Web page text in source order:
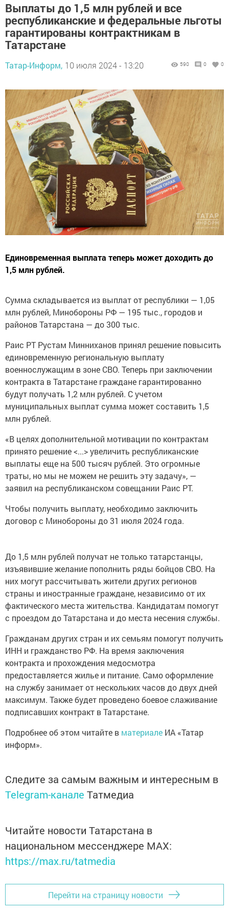
Выплаты до 1,5 млн рублей и все
республиканские и федеральные льготы
гарантированы контрактникам в
Татарстане
Татар-Информ, 10 июля 2024 - 13:20 590 0 0
Единовременная выплата теперь может доходить до
1,5 млн рублей.
Сумма складывается из выплат от республики — 1,05
млн рублей, Минобороны РФ — 195 тыс., городов и
районов Татарстана — до 300 тыс.
Раис РТ Рустам Минниханов принял решение повысить
единовременную региональную выплату
военнослужащим в зоне СВО. Теперь при заключении
контракта в Татарстане граждане гарантированно
будут получать 1,2 млн рублей. С учетом
муниципальных выплат сумма может составить 1,5
млн рублей.
«В целях дополнительной мотивации по контрактам
принято решение <...> увеличить республиканские
выплаты еще на 500 тысяч рублей. Это огромные
траты, но мы не можем не решить эту задачу», —
заявил на республиканском совещании Раис РТ.
Чтобы получить выплату, необходимо заключить
договор с Минобороны до 31 июля 2024 года.
До 1,5 млн рублей получат не только татарстанцы,
изъявившие желание пополнить ряды бойцов СВО. На
них могут рассчитывать жители других регионов
страны и иностранные граждане, независимо от их
фактического места жительства. Кандидатам помогут
с проездом до Татарстана и до места несения службы.
Гражданам других стран и их семьям помогут получить
ИНН и гражданство РФ. На время заключения
контракта и прохождения медосмотра
предоставляется жилье и питание. Само оформление
на службу занимает от нескольких часов до двух дней
максимум. Также будет проведено боевое слаживание
подписавших контракт в Татарстане.
Подробнее об этом читайте в материале ИА «Татар
информ».
Следите за самым важным и интересным в
Telegram-канале Татмедиа
Читайте новости Татарстана в
национальном мессенджере MАХ:
https://max.ru/tatmedia
Перейти на страницу новости